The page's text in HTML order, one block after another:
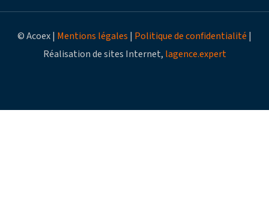
© Acoex | Mentions légales | Politique de confidentialité |
Réalisation de sites Internet, lagence.expert